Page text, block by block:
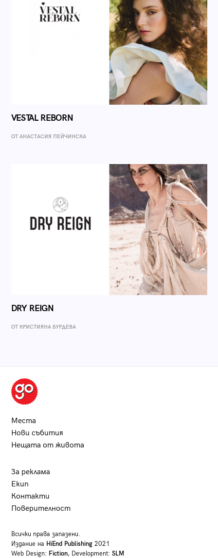
VESTAL REBORN
ОТ AНАСТАСИЯ ПЕЙЧИНСКА
DRY REIGN
ОТ КРИСТИЯНА БУРДЕВА
Места
Нови събития
Нещата от живота
За реклама
Екип
Контакти
Поверителност
Всички права запазени.
Издание на HiEnd Publishing2021
Web Design: Fiction, Development: SLM